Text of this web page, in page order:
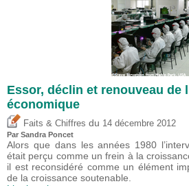
Essor, déclin et renouveau de
économique
Faits & Chiffres du 14 décembre 2012
Par Sandra Poncet
Alors que dans les années 1980
était perçu comme un frein à la
il est reconsidéré comme un élément
de la croissance soutenable.